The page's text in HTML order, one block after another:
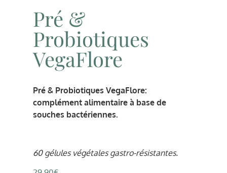
Pré &
Probiotiques
VegaFlore
Pré & Probiotiques VegaFlore:
complément alimentaire à base de
souches bactériennes.
60 gélules végétales gastro-résistantes.